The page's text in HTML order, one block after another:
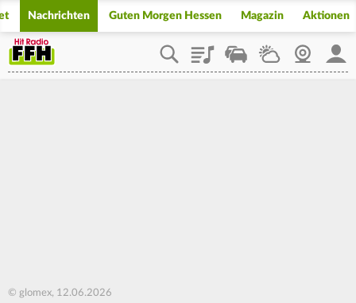
Nachrichten Guten Morgen Hessen Magazin Aktionen
PlaylistStaupilotWetterWebcam
© glomex, 12.06.2026